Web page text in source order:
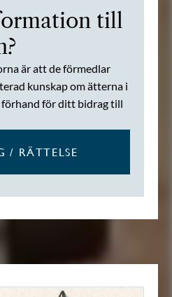
till
är att de förmedlar
kunskap om ätterna i
förhand för ditt bidrag till
/ RÄTTELSE